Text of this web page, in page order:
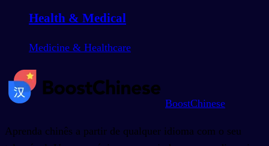
Health & Medical
Medicine & Healthcare
BoostChinese
Aprenda chinês a partir de qualquer idioma com o seu